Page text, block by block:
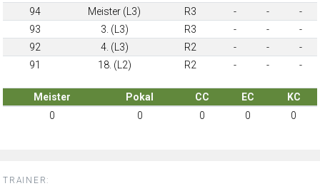
94
Meister (L3) R3 - -
-
93
3. (L3) R3 - -
-
92
4. (L3) R2 - -
-
91
18. (L2) R2 - - -
Meister Pokal CC EC
KC
0
0 0 0 0
TRAINER: